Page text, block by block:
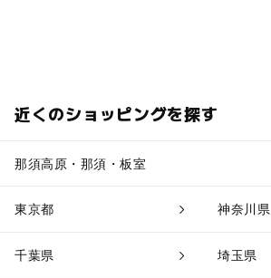
近くのショッピングを探す
那須高原・那須・板室
東京都 神奈川県
千葉県 埼玉県